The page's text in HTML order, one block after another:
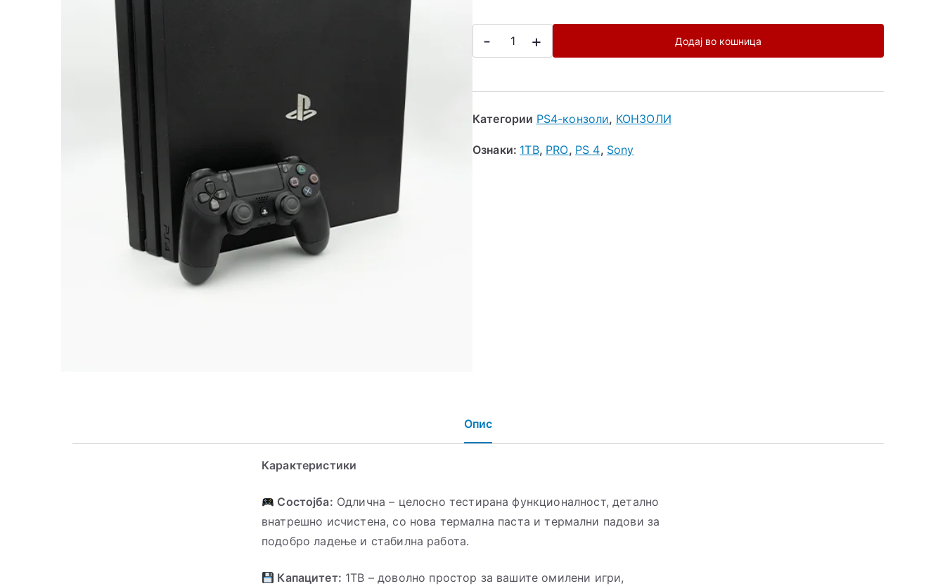
- + Додај во кошница
Категории PS4-конзоли, КОНЗОЛИ
Ознаки: 1TB, PRO, PS 4, Sony
Опис
Карактеристики
Состојба: Одлична – целосно тестирана функционалност, детално
внатрешно исчистена, со нова термална паста и термални падови за
подобро ладење и стабилна работа.
Капацитет: 1TB – доволно простор за вашите омилени игри,